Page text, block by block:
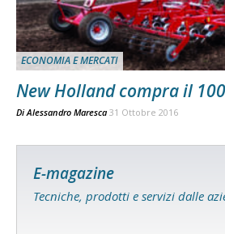
ECONOMIA E MERCATI
New Holland compra il
DiAlessandro Maresca 31 Ottobre 2016
E-magazine
Tecniche, prodotti e servizi dalle